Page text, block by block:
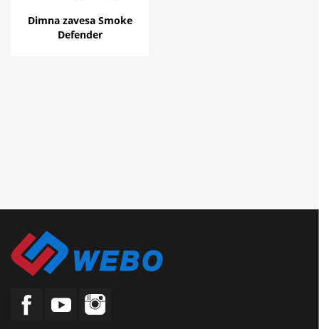
Dimna zavesa Smoke
Defender